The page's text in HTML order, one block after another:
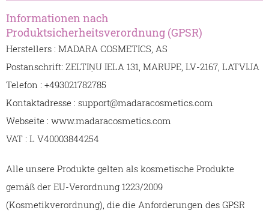
Informationen nach
Produktsicherheitsverordnung (GPSR)
Herstellers : MADARA COSMETICS, AS
Postanschrift: ZELTIŅU IELA 131, MARUPE, LV-2167, LATVIJA
Telefon : +493021782785
Kontaktadresse : support@madaracosmetics.com
Webseite : www.madaracosmetics.com
VAT : L V40003844254
Alle unsere Produkte gelten als kosmetische Produkte
gemäß der EU-Verordnung 1223/2009
(Kosmetikverordnung), die die Anforderungen des GPSR